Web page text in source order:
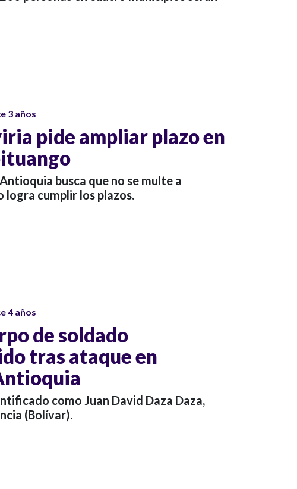
3 años
pide ampliar plazo en
busca que no se multe a
logra cumplir los plazos.
4 años
de soldado
tras ataque en
como Juan David Daza Daza,
(Bolívar).